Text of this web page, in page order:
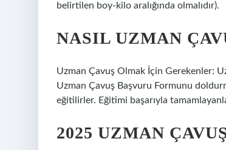
belirtilen boy-kilo aralığında olmalıdır).
NASIL UZMAN
Uzman Çavuş Olmak İçin Gerekenler:
Uzman Çavuş Başvuru Formunu
eğitilirler. Eğitimi başarıyla
2025 UZMAN